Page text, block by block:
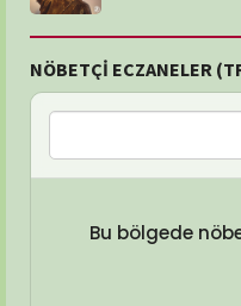
NÖBETÇİ ECZANELER
Bu bölgede